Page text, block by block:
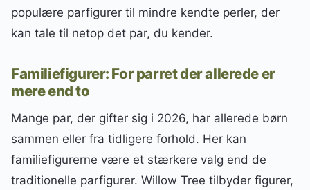
populære parfigurer til mindre kendte perler, der
kan tale til netop det par, du kender.
Familiefigurer: For parret der allerede er
mere end to
Mange par, der gifter sig i 2026, har allerede børn
sammen eller fra tidligere forhold. Her kan
familiefigurerne være et stærkere valg end de
traditionelle parfigurer. Willow Tree tilbyder figurer,